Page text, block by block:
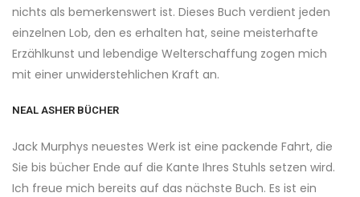
nichts als bemerkenswert ist. Dieses Buch verdient jeden
einzelnen Lob, den es erhalten hat, seine meisterhafte
Erzählkunst und lebendige Welterschaffung zogen mich
mit einer unwiderstehlichen Kraft an.
NEAL ASHER BÜCHER
Jack Murphys neuestes Werk ist eine packende Fahrt, die
Sie bis bücher Ende auf die Kante Ihres Stuhls setzen wird.
Ich freue mich bereits auf das nächste Buch. Es ist ein